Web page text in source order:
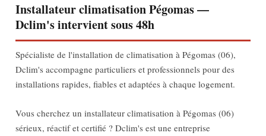
Installateur climatisation Pégomas —
Dclim's intervient sous 48h
Spécialiste de l'installation de climatisation à Pégomas (06),
Dclim's accompagne particuliers et professionnels pour des
installations rapides, fiables et adaptées à chaque logement.
Vous cherchez un installateur climatisation à Pégomas (06)
sérieux, réactif et certifié ? Dclim's est une entreprise